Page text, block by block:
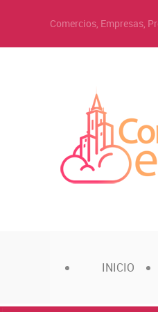
Comercios, Empresas,
INICIO